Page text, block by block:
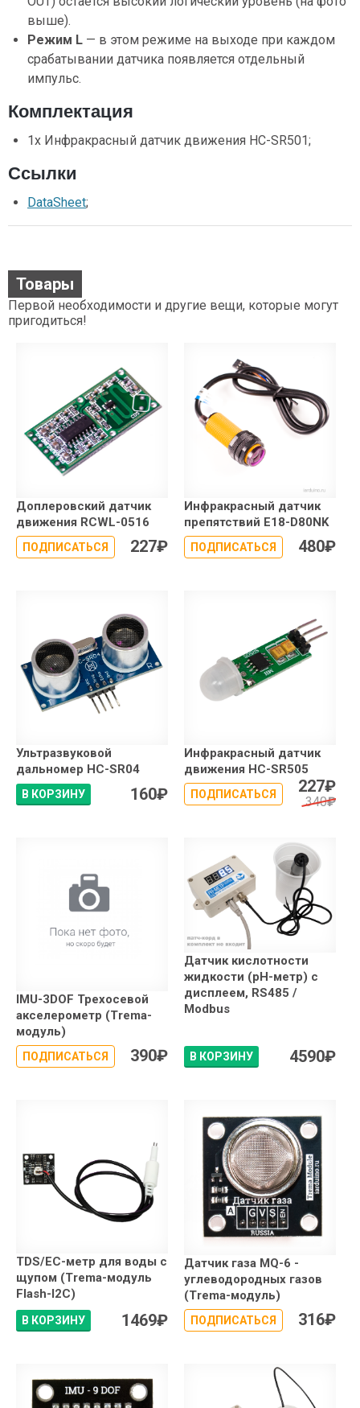
выше).
Режим L — в этом режиме на выходе при каждом
срабатывании датчика появляется отдельный
импульс.
Комплектация
1х Инфракрасный датчик движения HC-SR501;
Ссылки
DataSheet;
Товары
Первой необходимости и другие вещи, которые могут
пригодиться!
Доплеровский датчик
движения RCWL-0516
ПОДПИСАТЬСЯ 227₽
Инфракрасный датчик
препятствий E18-D80NK
ПОДПИСАТЬСЯ 480₽
Ультразвуковой
дальномер HC-SR04
В КОРЗИНУ 160₽
Инфракрасный датчик
движения HC-SR505
ПОДПИСАТЬСЯ 227₽
340₽
IMU-3DOF Трехосевой
акселерометр (Trema-
модуль)
ПОДПИСАТЬСЯ 390₽
Датчик кислотности
жидкости (pH-метр) с
дисплеем, RS485 /
Modbus
В КОРЗИНУ 4590₽
TDS/EC-метр для воды с
щупом (Trema-модуль
Flash-I2C)
В КОРЗИНУ 1469₽
Датчик газа MQ-6 -
углеводородных газов
(Trema-модуль)
ПОДПИСАТЬСЯ 316₽